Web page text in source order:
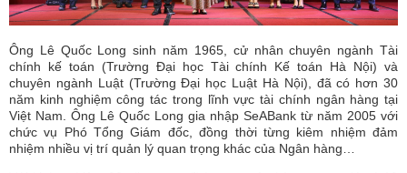
Ông Lê Quốc Long sinh năm 1965, cử nhân chuyên ngành Tài
chính kế toán (Trường Đại học Tài chính Kế toán Hà Nội) và
chuyên ngành Luật (Trường Đại học Luật Hà Nội), đã có hơn 30
năm kinh nghiệm công tác trong lĩnh vực tài chính ngân hàng tại
Việt Nam. Ông Lê Quốc Long gia nhập SeABank từ năm 2005 với
chức vụ Phó Tổng Giám đốc, đồng thời từng kiêm nhiệm đảm
nhiệm nhiều vị trí quản lý quan trọng khác của Ngân hàng…